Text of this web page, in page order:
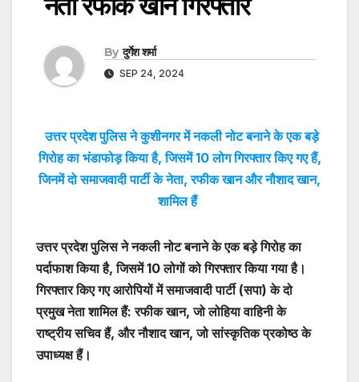
नेता रफीक खान गिरफ्तार
By दुर्गेश शर्मा
SEP 24, 2024
उत्तर प्रदेश पुलिस ने कुशीनगर में नकली नोट बनाने के एक बड़े
गिरोह का भंडाफोड़ किया है, जिसमें 10 लोग गिरफ्तार किए गए हैं,
जिनमें दो समाजवादी पार्टी के नेता, रफीक खान और नौशाद खान,
शामिल हैं
उत्तर प्रदेश पुलिस ने नकली नोट बनाने के एक बड़े गिरोह का
पर्दाफाश किया है, जिसमें 10 लोगों को गिरफ्तार किया गया है।
गिरफ्तार किए गए आरोपियों में समाजवादी पार्टी (सपा) के दो
प्रमुख नेता शामिल हैं: रफीक खान, जो लोहिया वाहिनी के
राष्ट्रीय सचिव हैं, और नौशाद खान, जो सांस्कृतिक प्रकोष्ठ के
उपाध्यक्ष हैं।